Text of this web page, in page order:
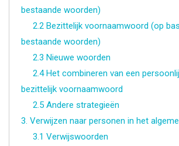
bestaande woorden)
2.2 Bezittelijk voornaamwoord (op
bestaande woorden)
2.3 Nieuwe woorden
2.4 Het combineren van een
bezittelijk voornaamwoord
2.5 Andere strategieën
3. Verwijzen naar personen in het
3.1 Verwijswoorden